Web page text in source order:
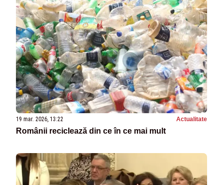
19 mar. 2026, 13:22 Actualitate
Românii reciclează din ce în ce mai mult